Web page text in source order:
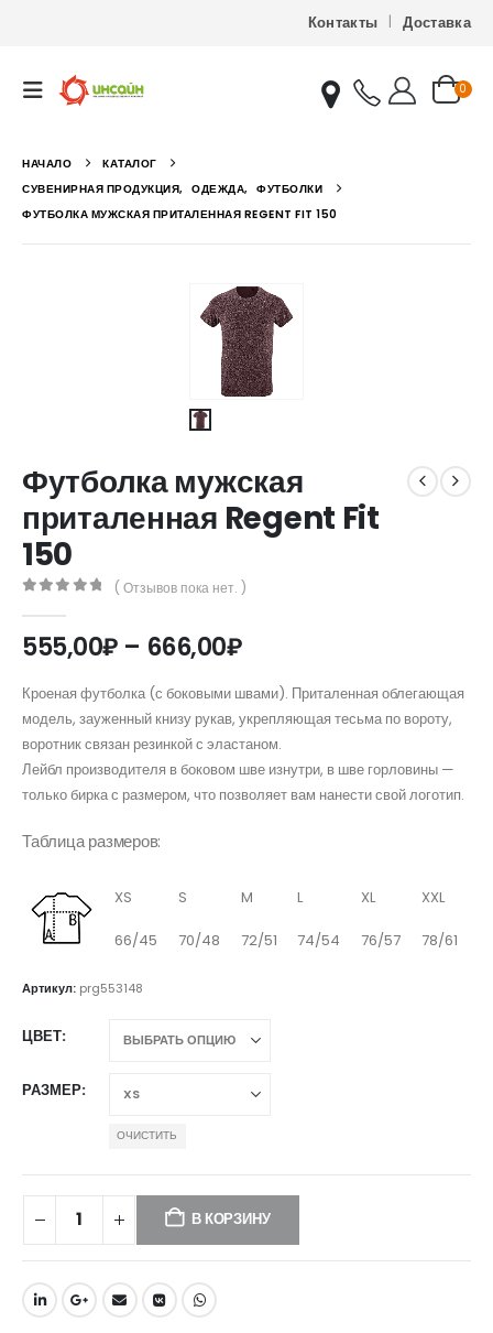
Контакты Доставка
0
НАЧАЛО
КАТАЛОГ
СУВЕНИРНАЯ ПРОДУКЦИЯ, ОДЕЖДА, ФУТБОЛКИ
ФУТБОЛКА МУЖСКАЯ ПРИТАЛЕННАЯ REGENT FIT 150
Футболка мужская
приталенная Regent Fit
150
( Отзывов пока нет. )
555,00₽ – 666,00₽Диапазон
555,00₽
–
666,00₽
Кроеная футболка (с боковыми швами). Приталенная облегающая
модель, зауженный книзу рукав, укрепляющая тесьма по вороту,
воротник связан резинкой с эластаном.
Лейбл производителя в боковом шве изнутри, в шве горловины —
только бирка с размером, что позволяет вам нанести свой логотип.
Таблица размеров:
XS S M L XL XXL
66/45 70/48 72/51 74/54 76/57 78/61
Артикул: prg553148
ЦВЕТ
РАЗМЕР
ОЧИСТИТЬ
В КОРЗИНУ